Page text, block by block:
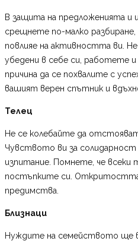
В защита на предложенията и
срещнете по-малко
повлияе на активността ви.
убедени в себе си, работете
причина да се похвалите с
вашият верен спътник и
Телец
Не се колебайте да
Чувството ви за
изпитание. Помнете, че всеки
постъпките си.
предимства.
Близнаци
Нуждите на семейството ще